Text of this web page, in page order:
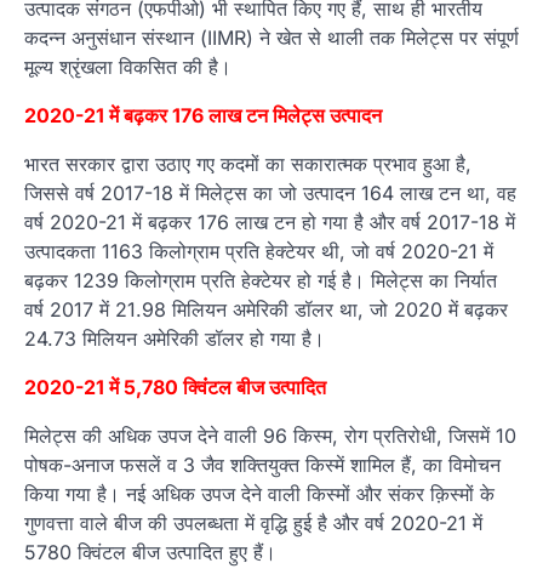
उत्पादक संगठन (एफपीओ) भी स्थापित किए गए हैं, साथ ही भारतीय
कदन्न अनुसंधान संस्थान (IIMR) ने खेत से थाली तक मिलेट्स पर संपूर्ण
मूल्य श्रृंखला विकसित की है।
2020-21 में बढ़कर 176 लाख टन मिलेट्स उत्पादन
भारत सरकार द्वारा उठाए गए कदमों का सकारात्मक प्रभाव हुआ है,
जिससे वर्ष 2017-18 में मिलेट्स का जो उत्पादन 164 लाख टन था, वह
वर्ष 2020-21 में बढ़कर 176 लाख टन हो गया है और वर्ष 2017-18 में
उत्पादकता 1163 किलोग्राम प्रति हेक्टेयर थी, जो वर्ष 2020-21 में
बढ़कर 1239 किलोग्राम प्रति हेक्टेयर हो गई है। मिलेट्स का निर्यात
वर्ष 2017 में 21.98 मिलियन अमेरिकी डॉलर था, जो 2020 में बढ़कर
24.73 मिलियन अमेरिकी डॉलर हो गया है।
2020-21 में 5,780 क्विंंटल बीज उत्पादित
मिलेट्स की अधिक उपज देने वाली 96 किस्म, रोग प्रतिरोधी, जिसमें 10
पोषक-अनाज फसलें व 3 जैव शक्तियुक्त किस्में शामिल हैं, का विमोचन
किया गया है। नई अधिक उपज देने वाली किस्मों और संकर क़िस्मों के
गुणवत्ता वाले बीज की उपलब्धता में वृद्धि हुई है और वर्ष 2020-21 में
5780 क्विंटल बीज उत्पादित हुए हैं।